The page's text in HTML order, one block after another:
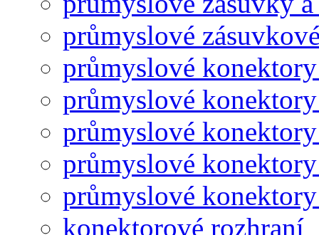
průmyslové
průmyslové
průmyslové
průmyslové
průmyslové
průmyslové
konektorové rozhraní